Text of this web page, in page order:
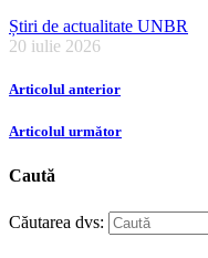
Știri de actualitate UNBR
20 iulie 2026
Articolul anterior
Articolul următor
Caută
Căutarea dvs: